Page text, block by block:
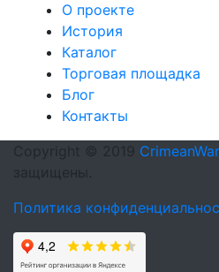
О проекте
История
Каталог
Торговая площадка
Блог
Контакты
Copyright © 2019
защищены.
Политика